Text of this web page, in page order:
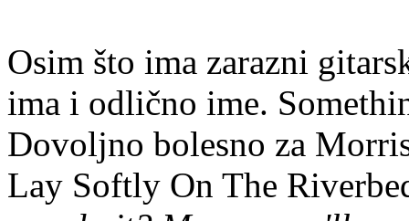
Osim što ima zarazni
ima i odlično ime.
Dovoljno bolesno za
Lay Softly On The